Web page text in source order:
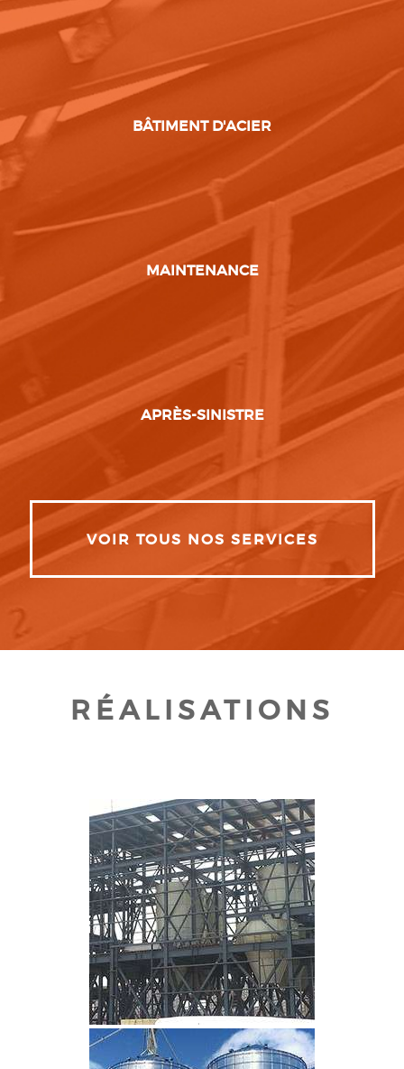
BÂTIMENT D'ACIER
MAINTENANCE
APRÈS-SINISTRE
VOIR TOUS NOS SERVICES
RÉALISATIONS
CLIQUEZ POUR AGRANDIR